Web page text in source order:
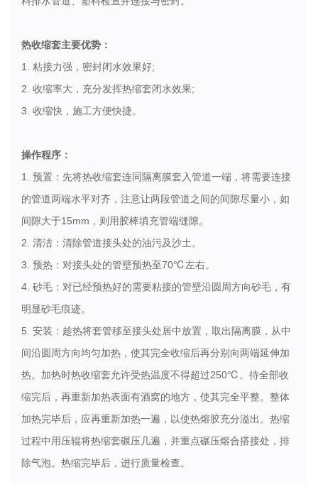
热收缩套主要优势：
1. 粘接力强，密封闭水效果好;
2. 收缩率大，充分发挥热缩套闭水效果;
3. 收缩快，施工方便快捷。
操作程序：
1. 预置：先将热收缩套连同隔离膜套入管道一端，将需要连接
的管道两端水平对齐，注意让两段管道之间的间隙尽量小，如
间隙大于15mm，则用胶棒填充管端缝隙。
2. 清洁：清除管道接头处的油污及沙土。
3. 预热：对接头处的管壁预热至70℃左右。
4. 砂毛：对已经预热好的需要粘接的管壁沿圆周方向砂毛，有
明显砂毛痕迹。
5. 安装：趁热将套管移至接头处居中放置，取出隔离膜，从中
间沿圆周方向均匀加热，使其完全收缩后再分别向两端延伸加
热。加热时热收缩套允许受热温度不得超过250℃。待全部收
缩完后，再重新加热表面有酒窝的地方，使其完全平整。整体
加热完毕后，应再重新加热一遍，以使热熔胶充分溢出。热缩
过程中用压辊将热缩套碾压几遍，并重点碾压熔合搭接处，排
除气泡。热缩完毕后，进行质量检查。